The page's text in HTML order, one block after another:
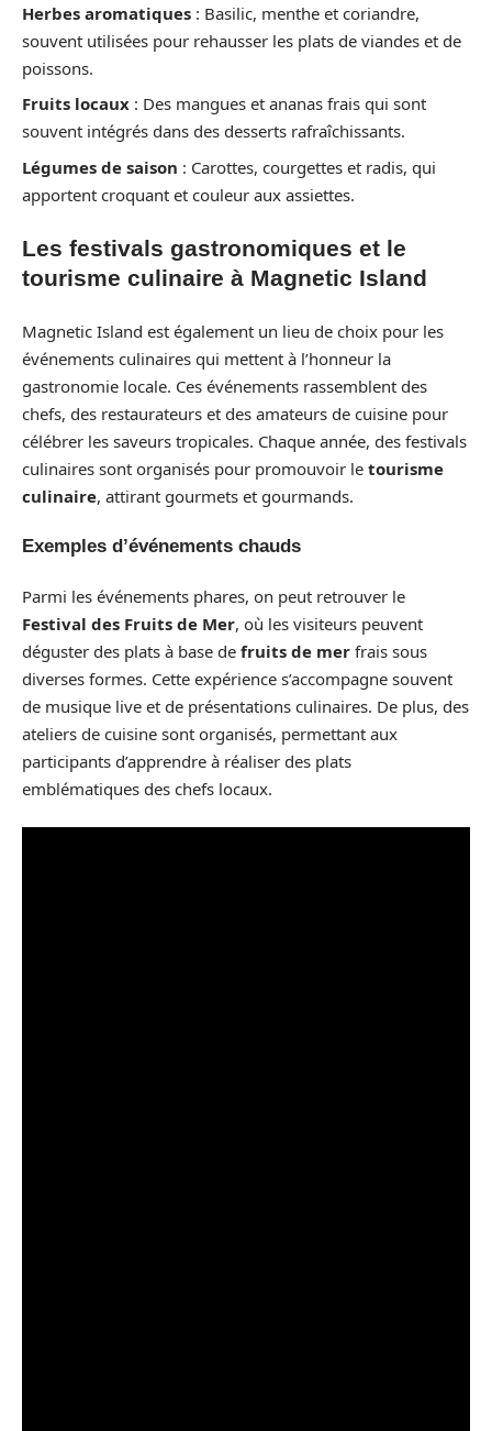
Herbes aromatiques : Basilic, menthe et coriandre,
souvent utilisées pour rehausser les plats de viandes et de
poissons.
Fruits locaux : Des mangues et ananas frais qui sont
souvent intégrés dans des desserts rafraîchissants.
Légumes de saison : Carottes, courgettes et radis, qui
apportent croquant et couleur aux assiettes.
Les festivals gastronomiques et le
tourisme culinaire à Magnetic Island
Magnetic Island est également un lieu de choix pour les
événements culinaires qui mettent à l’honneur la
gastronomie locale. Ces événements rassemblent des
chefs, des restaurateurs et des amateurs de cuisine pour
célébrer les saveurs tropicales. Chaque année, des festivals
culinaires sont organisés pour promouvoir le tourisme
culinaire, attirant gourmets et gourmands.
Exemples d’événements chauds
Parmi les événements phares, on peut retrouver le
Festival des Fruits de Mer, où les visiteurs peuvent
déguster des plats à base de fruits de mer frais sous
diverses formes. Cette expérience s’accompagne souvent
de musique live et de présentations culinaires. De plus, des
ateliers de cuisine sont organisés, permettant aux
participants d’apprendre à réaliser des plats
emblématiques des chefs locaux.